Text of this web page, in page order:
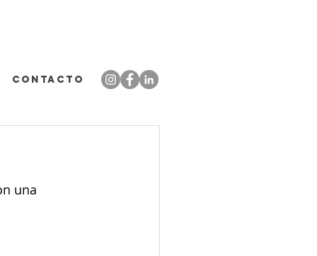
CONTACTO
una